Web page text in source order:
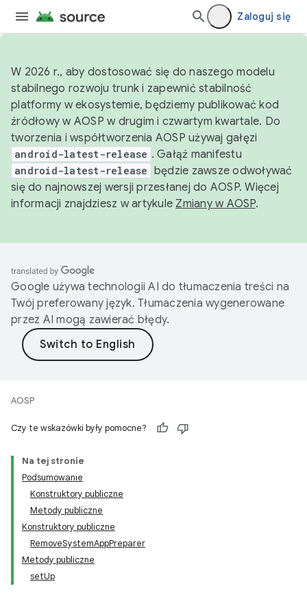
Zaloguj się
W 2026 r., aby dostosować się do naszego modelu
stabilnego rozwoju trunk i zapewnić stabilność
platformy w ekosystemie, będziemy publikować kod
źródłowy w AOSP w drugim i czwartym kwartale. Do
tworzenia i współtworzenia AOSP używaj gałęzi
android-latest-release . Gałąź manifestu
android-latest-release będzie zawsze odwoływać
się do najnowszej wersji przesłanej do AOSP. Więcej
informacji znajdziesz w artykule Zmiany w AOSP.
Google używa technologii AI do tłumaczenia treści na
Twój preferowany język. Tłumaczenia wygenerowane
przez AI mogą zawierać błędy.
AOSP
Czy te wskazówki były pomocne?
Na tej stronie
Podsumowanie
Konstruktory publiczne
Metody publiczne
Konstruktory publiczne
RemoveSystemAppPreparer
Metody publiczne
setUp